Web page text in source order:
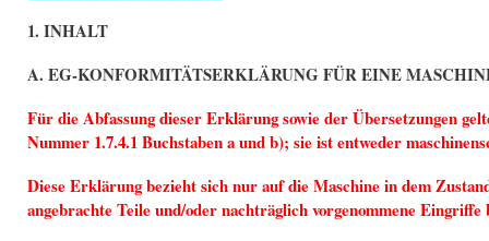
1. INHALT
A. EG-KONFORMITÄTSERKLÄRUNG FÜR EINE
Für die Abfassung dieser Erklärung sowie der Übersetzungen
Nummer 1.7.4.1 Buchstaben a und b); sie ist entweder
Diese Erklärung bezieht sich nur auf die Maschine in dem
angebrachte Teile und/oder nachträglich vorgenommene